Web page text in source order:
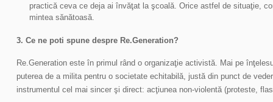
practică ceva ce deja ai învăţat la şcoală. Orice astfel de situaţie,
mintea sănătoasă.
3. Ce ne poti spune despre Re.Generation?
Re.Generation este în primul rând o organizaţie activistă. Mai pe
puterea de a milita pentru o societate echitabilă, justă din punct de
instrumentul cel mai sincer şi direct: acţiunea non-violentă (proteste,